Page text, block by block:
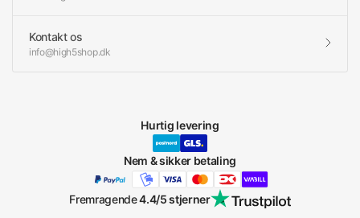
Kontakt os
info@high5shop.dk
Hurtig levering
Nem & sikker betaling
Fremragende4.4/5 stjerner